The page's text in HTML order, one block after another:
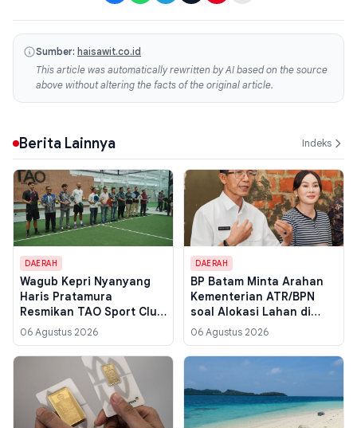
Sumber: haisawit.co.id
This article was automatically rewritten by AI based on the source
above without altering the facts of the original article.
Berita Lainnya Indeks
DAERAH
Wagub Kepri Nyanyang
Haris Pratamura
Resmikan TAO Sport Club
Batam, Targetkan
Lahirkan Atlet Padel dan
Perkuat Sport Tourism
06 Agustus 2026
DAERAH
BP Batam Minta Arahan
Kementerian ATR/BPN
soal Alokasi Lahan di
Kawasan Perairan yang
Belum Direklamasi
06 Agustus 2026